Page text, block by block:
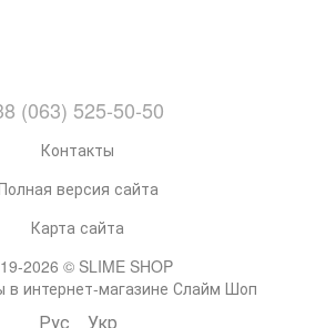
(063) 525-50-50
Контакты
версия сайта
Карта сайта
2026 © SLIME SHOP
в интернет-магазине Слайм Шоп
Рус Укр